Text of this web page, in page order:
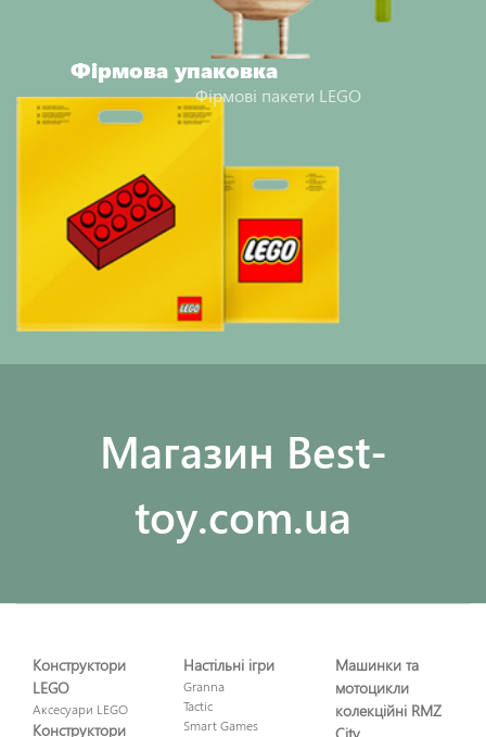
Фірмова упаковка
Фірмові пакети LEGO
Maгазин Best-
toy.com.ua
Конструктори
LEGO
Аксесуари LEGO
Конструктори
Настільні ігри
Granna
Tactic
Smart Games
Машинки та
мотоцикли
колекційні RMZ